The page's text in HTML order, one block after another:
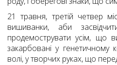
21 травня, третій четвер
вишиванки, аби
продемострувати усім, що
закарбовані у генетичному
волі, у творчих руках, що